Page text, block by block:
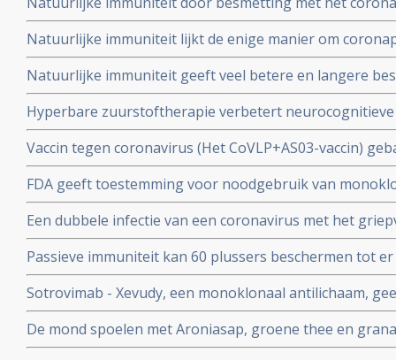
vs 23 procent) tegen Omicron varianten BA.4 en BA.5
Natuurlijke immuniteit lijkt de enige manier om
Zweeds onderzoek ziet effectiviteit van vaccins binnen
nagenoeg geen bescherming meer.
Natuurlijke immuniteit geeft veel betere en langere
coronavirus - Covid-19 dan een vaccin dat zijn
Hyperbare zuurstoftherapie verbetert
veroorzaakt door coronabesmetting bij patienten met
Vaccin tegen coronavirus (Het CoVLP+AS03-vaccin)
stoffen geeft uitstekende bescherming tegen ziek
ziekte (78 procent)
FDA geeft toestemming voor noodgebruik van
(tixagevimab plus cilgavimab) voor preventie van
immuunziekte die niet goed reageren op de
Een dubbele infectie van een coronavirus met het
ziekte en meer ziekenhuisopnames en overlijdingen
studie.
Passieve immuniteit kan 60 plussers beschermen tot
viroloog Jaap Goudsmid
Sotrovimab - Xevudy, een monoklonaal antilichaam,
bij patienten die reeds besmet zijn. EMA gaat snel
gebruik in Europa.
De mond spoelen met Aroniasap, groene thee en
het coronavirus - Covid-19 virus en geeft 80 tot 97